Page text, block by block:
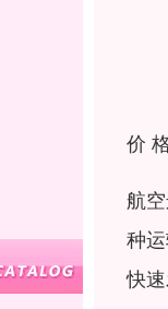
价
航
种
快